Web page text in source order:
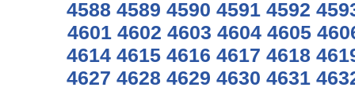
4588 4589 4590 4591 4592
4601 4602 4603 4604 4605
4614 4615 4616 4617 4618
4627 4628 4629 4630 4631